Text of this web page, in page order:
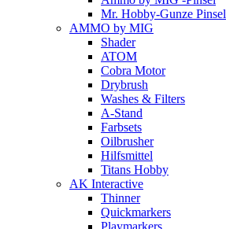
Mr. Hobby-Gunze Pinsel
AMMO by MIG
Shader
ATOM
Cobra Motor
Drybrush
Washes & Filters
A-Stand
Farbsets
Oilbrusher
Hilfsmittel
Titans Hobby
AK Interactive
Thinner
Quickmarkers
Playmarkers